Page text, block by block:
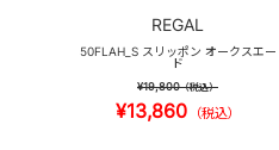
REGAL
50FLAH_S スリッポン オークスエー
ド
¥19,800（税込）
¥13,860 （税込）